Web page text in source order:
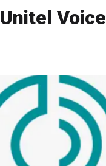
Unitel Voice